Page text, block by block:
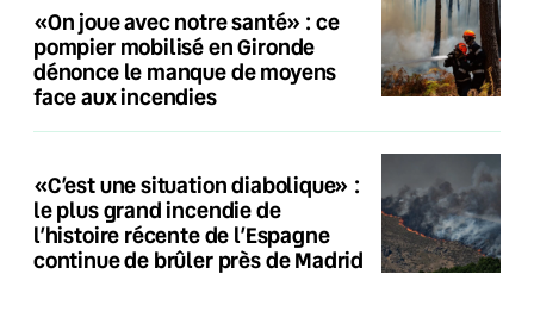
«On joue avec notre santé» : ce
pompier mobilisé en Gironde
dénonce le manque de moyens
face aux incendies
«C’est une situation diabolique» :
le plus grand incendie de
l’histoire récente de l’Espagne
continue de brûler près de Madrid